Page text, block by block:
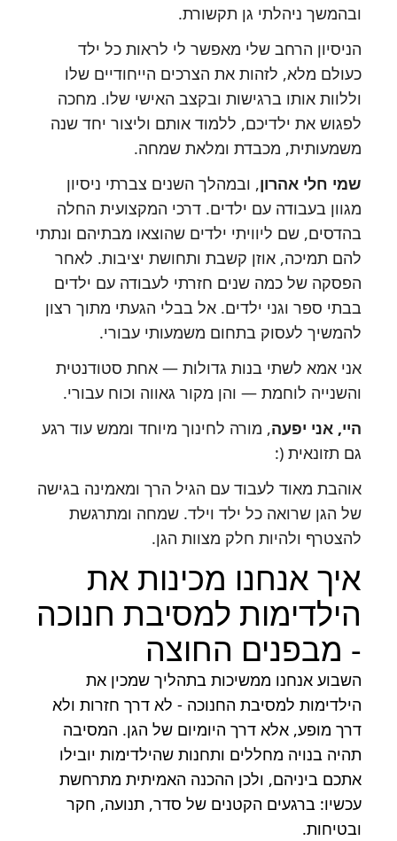
ובהמשך ניהלתי גן תקשורת.
הניסיון הרחב שלי מאפשר לי לראות כל ילד
כעולם מלא, לזהות את הצרכים הייחודיים שלו
וללוות אותו ברגישות ובקצב האישי שלו. מחכה
לפגוש את ילדיכם, ללמוד אותם וליצור יחד שנה
משמעותית, מכבדת ומלאת שמחה.
שמי חלי אהרון, ובמהלך השנים צברתי ניסיון
מגוון בעבודה עם ילדים. דרכי המקצועית החלה
בהדסים, שם ליוויתי ילדים שהוצאו מבתיהם ונתתי
להם תמיכה, אוזן קשבת ותחושת יציבות. לאחר
הפסקה של כמה שנים חזרתי לעבודה עם ילדים
בבתי ספר וגני ילדים. אל בבלי הגעתי מתוך רצון
להמשיך לעסוק בתחום משמעותי עבורי.
אני אמא לשתי בנות גדולות — אחת סטודנטית
והשנייה לוחמת — והן מקור גאווה וכוח עבורי.
היי, אני יפעה, מורה לחינוך מיוחד וממש עוד רגע
גם תזונאית (:
אוהבת מאוד לעבוד עם הגיל הרך ומאמינה בגישה
של הגן שרואה כל ילד וילד. שמחה ומתרגשת
להצטרף ולהיות חלק מצוות הגן.
איך אנחנו מכינות את
הילדימות למסיבת חנוכה
- מבפנים החוצה
השבוע אנחנו ממשיכות בתהליך שמכין את
הילדימות למסיבת החנוכה - לא דרך חזרות ולא
דרך מופע, אלא דרך היומיום של הגן. המסיבה
תהיה בנויה מחללים ותחנות שהילדימות יובילו
אתכם ביניהם, ולכן ההכנה האמיתית מתרחשת
עכשיו: ברגעים הקטנים של סדר, תנועה, חקר
ובטיחות.